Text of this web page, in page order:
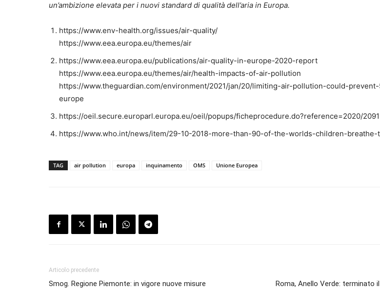
un’ambizione elevata per i nuovi standard di qualità dell’aria in Europa.
https://www.env-health.org/issues/air-quality/
https://www.eea.europa.eu/themes/air
https://www.eea.europa.eu/publications/air-quality-in-europe-2020-report
https://www.eea.europa.eu/themes/air/health-impacts-of-air-pollution
https://www.theguardian.com/environment/2021/jan/20/limiting-air-pollution-could-
europe
https://oeil.secure.europarl.europa.eu/oeil/popups/ficheprocedure.do?reference=2020/
https://www.who.int/news/item/29-10-2018-more-than-90-of-the-worlds-children-
TAG air pollution europa inquinamento OMS Unione Europea
Articolo precedente
Smog. Regione Piemonte: in vigore nuove misure
Roma, Anello Verde: terminato